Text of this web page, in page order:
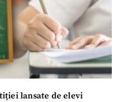
lansate de elevi